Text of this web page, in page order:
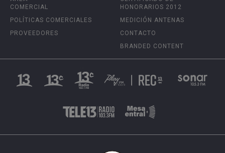
COMERCIAL
POLÍTICAS COMERCIALES
PROVEEDORES
HONORARIOS 2012
MEDICIÓN ANTENAS
CONTACTO
BRANDED CONTENT